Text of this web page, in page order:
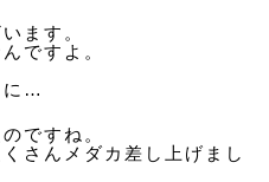
ます。
ですよ。
に…
ですね。
さんメダカ差し上げまし